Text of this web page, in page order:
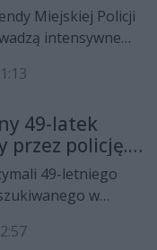
na terenie
o pomoc
Miejskiej Policji
intensywne
letniego
dotyczącym śmierci
której ciało
w czwartek w
na terenie
49-latek
przez policję.
o
usiłowanie
49-letniego
w